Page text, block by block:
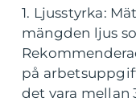
1. Ljusstyrka:
mängden ljus
på
det vara mellan